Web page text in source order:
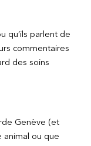
qu’ils parlent de
commentaires
des soins
Genève (et
animal ou que